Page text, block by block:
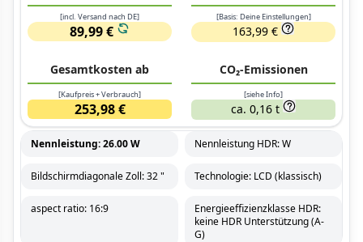
[incl. Versand nach DE]
89,99 €
[Basis: Deine Einstellungen]
163,99 €
Gesamtkosten ab
[Kaufpreis + Verbrauch]
253,98 €
CO₂-Emissionen
[siehe Info]
ca. 0,16 t
Nennleistung: 26.00 W Nennleistung HDR: W
Bildschirmdiagonale Zoll: 32 " Technologie: LCD (klassisch)
aspect ratio: 16:9
Energieeffizienzklasse HDR:
keine HDR Unterstützung (A-
G)